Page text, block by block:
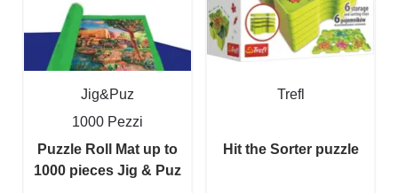
Jig&Puz
1000 Pezzi
Puzzle Roll Mat up to
1000 pieces Jig & Puz
Trefl
Hit the Sorter puzzle